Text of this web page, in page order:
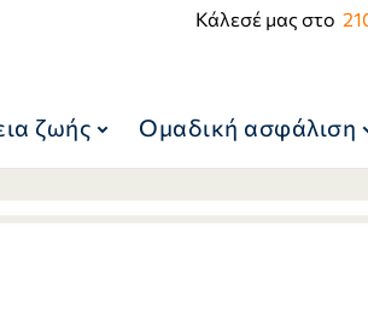
Κάλεσέ μας στο
ζωής Ομαδική ασφάλιση